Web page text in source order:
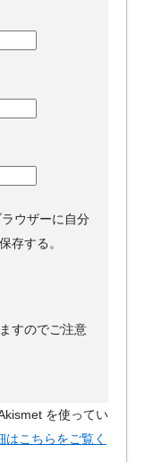
ウザーに自分
存する。
すのでご注意
を使ってい
こちらをご覧く